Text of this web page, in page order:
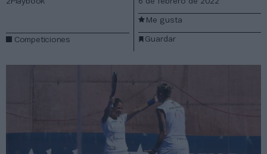
Competiciones Guardar
Me gusta